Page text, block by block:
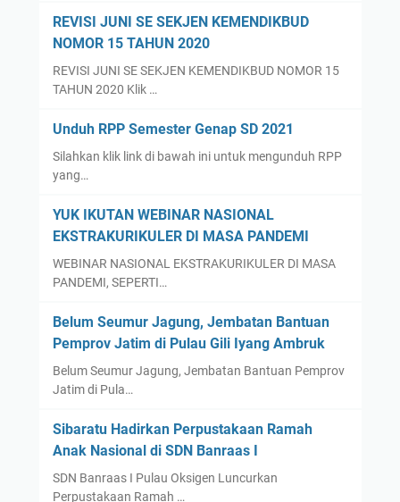
REVISI JUNI SE SEKJEN KEMENDIKBUD
NOMOR 15 TAHUN 2020
REVISI JUNI SE SEKJEN KEMENDIKBUD NOMOR 15
TAHUN 2020 Klik …
Unduh RPP Semester Genap SD 2021
Silahkan klik link di bawah ini untuk mengunduh RPP
yang…
YUK IKUTAN WEBINAR NASIONAL
EKSTRAKURIKULER DI MASA PANDEMI
WEBINAR NASIONAL EKSTRAKURIKULER DI MASA
PANDEMI, SEPERTI…
Belum Seumur Jagung, Jembatan Bantuan
Pemprov Jatim di Pulau Gili Iyang Ambruk
Belum Seumur Jagung, Jembatan Bantuan Pemprov
Jatim di Pula…
Sibaratu Hadirkan Perpustakaan Ramah
Anak Nasional di SDN Banraas I
SDN Banraas I Pulau Oksigen Luncurkan
Perpustakaan Ramah …